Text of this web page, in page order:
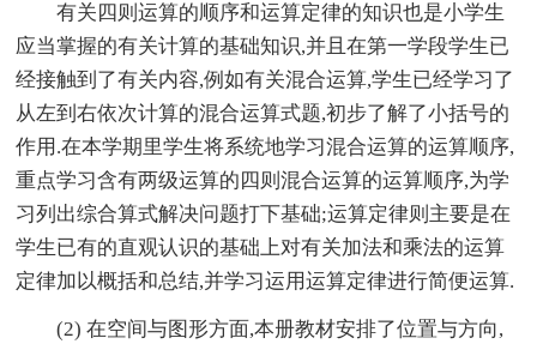
有关四则运算的顺序和运算定律的知识也是小学生
应当掌握的有关计算的基础知识,并且在第一学段学生已
经接触到了有关内容,例如有关混合运算,学生已经学习了
从左到右依次计算的混合运算式题,初步了解了小括号的
作用.在本学期里学生将系统地学习混合运算的运算顺序,
重点学习含有两级运算的四则混合运算的运算顺序,为学
习列出综合算式解决问题打下基础;运算定律则主要是在
学生已有的直观认识的基础上对有关加法和乘法的运算
定律加以概括和总结,并学习运用运算定律进行简便运算.
(2) 在空间与图形方面,本册教材安排了位置与方向,